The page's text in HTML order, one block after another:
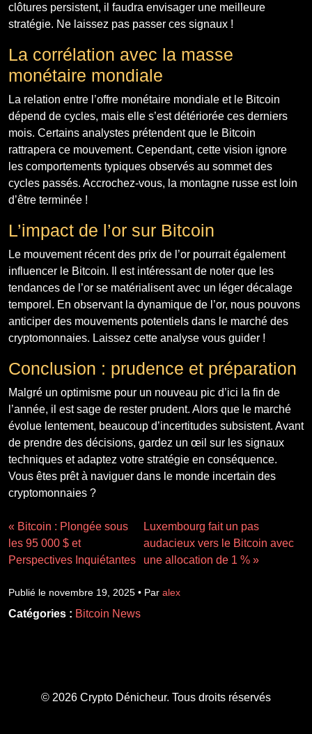
clôtures persistent, il faudra envisager une meilleure
stratégie. Ne laissez pas passer ces signaux !
La corrélation avec la masse
monétaire mondiale
La relation entre l’offre monétaire mondiale et le Bitcoin
dépend de cycles, mais elle s’est détériorée ces derniers
mois. Certains analystes prétendent que le Bitcoin
rattrapera ce mouvement. Cependant, cette vision ignore
les comportements typiques observés au sommet des
cycles passés. Accrochez-vous, la montagne russe est loin
d’être terminée !
L’impact de l’or sur Bitcoin
Le mouvement récent des prix de l’or pourrait également
influencer le Bitcoin. Il est intéressant de noter que les
tendances de l’or se matérialisent avec un léger décalage
temporel. En observant la dynamique de l’or, nous pouvons
anticiper des mouvements potentiels dans le marché des
cryptomonnaies. Laissez cette analyse vous guider !
Conclusion : prudence et préparation
Malgré un optimisme pour un nouveau pic d’ici la fin de
l’année, il est sage de rester prudent. Alors que le marché
évolue lentement, beaucoup d’incertitudes subsistent. Avant
de prendre des décisions, gardez un œil sur les signaux
techniques et adaptez votre stratégie en conséquence.
Vous êtes prêt à naviguer dans le monde incertain des
cryptomonnaies ?
« Bitcoin : Plongée sous
les 95 000 $ et
Perspectives Inquiétantes
Luxembourg fait un pas
audacieux vers le Bitcoin avec
une allocation de 1 % »
Publié le novembre 19, 2025 • Par alex
Catégories : Bitcoin News
© 2026 Crypto Dénicheur. Tous droits réservés